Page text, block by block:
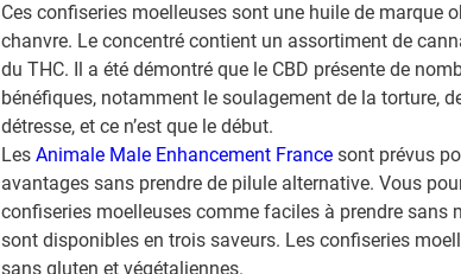
Ces confiseries moelleuses sont une huile de marque
chanvre. Le concentré contient un assortiment de
du THC. Il a été démontré que le CBD présente de
bénéfiques, notamment le soulagement de la torture,
détresse, et ce n’est que le début.
Les Animale Male Enhancement France sont prévus
avantages sans prendre de pilule alternative. Vous
confiseries moelleuses comme faciles à prendre sans
sont disponibles en trois saveurs. Les confiseries
sans gluten et végétaliennes.